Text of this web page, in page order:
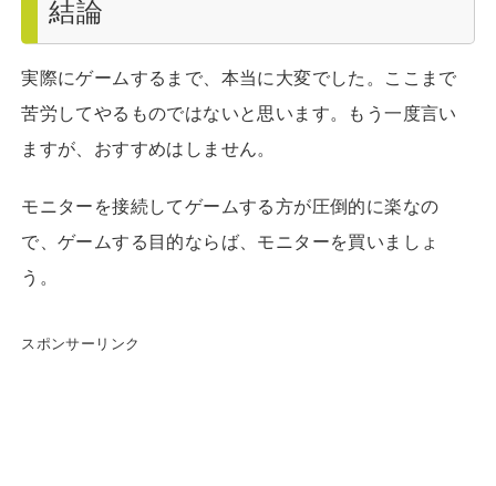
結論
実際にゲームするまで、本当に大変でした。ここまで
苦労してやるものではないと思います。もう一度言い
ますが、おすすめはしません。
モニターを接続してゲームする方が圧倒的に楽なの
で、ゲームする目的ならば、モニターを買いましょ
う。
スポンサーリンク